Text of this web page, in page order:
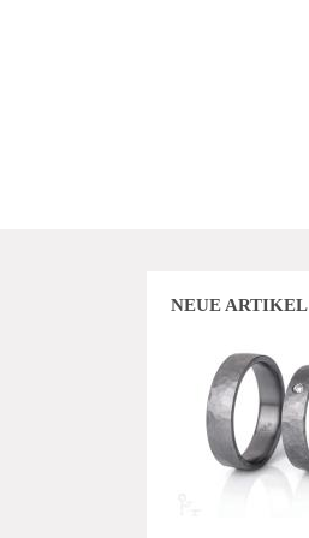
NEUE ARTIKEL